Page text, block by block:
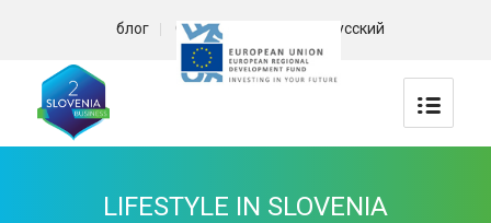
блог О нас Русский
LIFESTYLE IN SLOVENIA